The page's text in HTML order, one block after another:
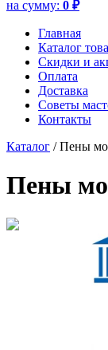
на сумму: 0 ₽
Главная
Каталог
Скидки и
Оплата
Доставка
Советы
Контакты
Каталог / Пены
Пены